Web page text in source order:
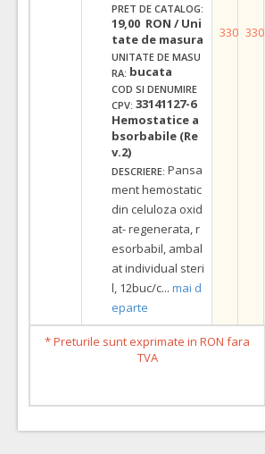
PRET DE CATALOG:
19,00 RON / Uni
tate de masura
UNITATE DE MASU
RA: bucata
COD SI DENUMIRE
CPV: 33141127-6
Hemostatice a
bsorbabile (Re
v.2)
DESCRIERE: Pansa
ment hemostatic
din celuloza oxid
at- regenerata, r
esorbabil, ambal
at individual steri
l, 12buc/c... mai d
eparte
330 330
* Preturile sunt exprimate in RON fara
TVA